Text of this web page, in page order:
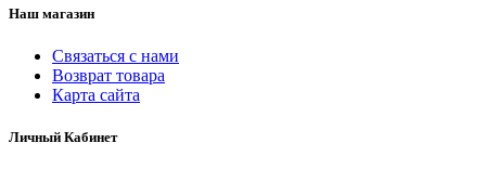
Наш магазин
Связаться с нами
Возврат товара
Карта сайта
Личный Кабинет